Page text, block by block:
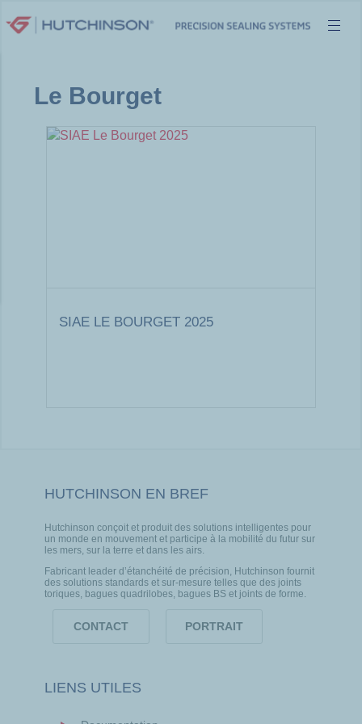
au
Le Bourget
SIAE LE BOURGET 2025
HUTCHINSON EN BREF
Hutchinson conçoit et produit des solutions intelligentes pour
un monde en mouvement et participe à la mobilité du futur sur
les mers, sur la terre et dans les airs.
Fabricant leader d’étanchéité de précision, Hutchinson fournit
des solutions standards et sur-mesure telles que des joints
toriques, bagues quadrilobes, bagues BS et joints de forme.
CONTACT PORTRAIT
LIENS UTILES